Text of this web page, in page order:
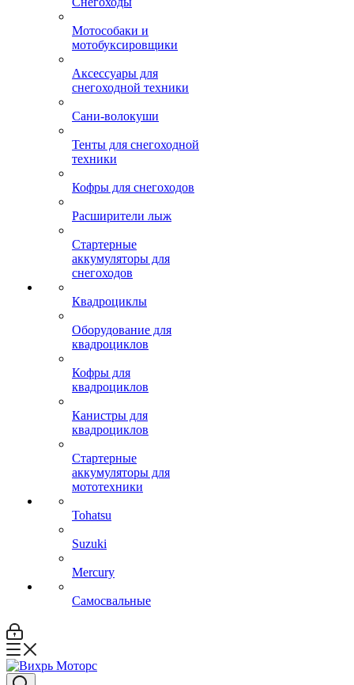
Мотособаки и
мотобуксировщики
Аксессуары для
снегоходной техники
Сани-волокуши
Тенты для снегоходной
техники
Кофры для снегоходов
Расширители лыж
Стартерные
аккумуляторы для
снегоходов
Квадроциклы
Оборудование для
квадроциклов
Кофры для
квадроциклов
Канистры для
квадроциклов
Стартерные
аккумуляторы для
мототехники
Tohatsu
Suzuki
Mercury
Самосвальные